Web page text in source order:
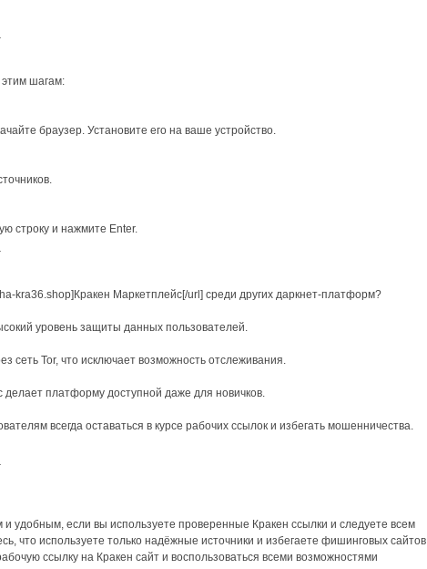
этим шагам:
браузер. Установите его на ваше устройство.
строку и нажмите Enter.
kra36.shop]Кракен Маркетплейс[/url] среди других даркнет-платформ?
уровень защиты данных пользователей.
Tor, что исключает возможность отслеживания.
платформу доступной даже для новичков.
всегда оставаться в курсе рабочих ссылок и избегать мошенничества.
удобным, если вы используете проверенные Кракен ссылки и следуете всем
что используете только надёжные источники и избегаете фишинговых
ссылку на Кракен сайт и воспользоваться всеми возможностями